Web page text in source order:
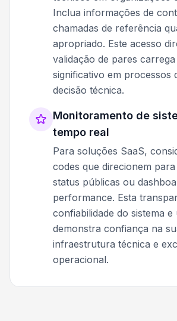
Inclua informações de
chamadas de referência
apropriado. Este acesso
validação de pares
significativo em processos
decisão técnica.
Monitoramento de
tempo real
Para soluções SaaS,
codes que direcionem para
status públicas ou
performance. Esta
confiabilidade do sistema e
demonstra confiança na
infraestrutura técnica e
operacional.